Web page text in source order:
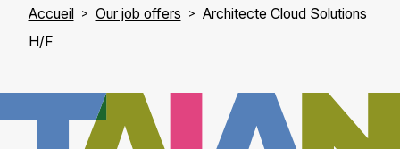
Accueil Our job offers
Architecte Cloud Solutions
H/F